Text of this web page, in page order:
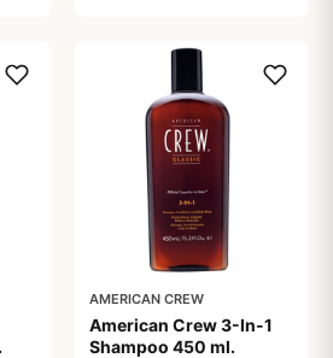
AMERICAN CREW
American Crew 3-In-1
Shampoo 450 ml.